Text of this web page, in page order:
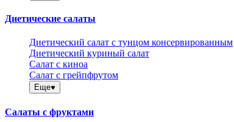
Диетические салаты
Диетический салат с тунцом консервированным
Диетический куриный салат
Салат с киноа
Салат с грейпфрутом
Еще
Салаты с фруктами